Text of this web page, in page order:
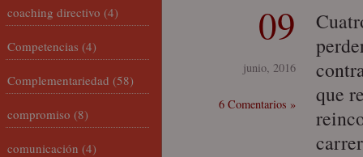
09
junio, 2016
6 Comentarios »
que
coaching directivo (4)
Competencias (4)
Complementariedad (58)
compromiso (8)
comunicación (4)